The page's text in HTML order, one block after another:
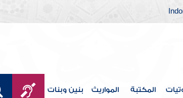
المكتبة المواريث بنين وبنات